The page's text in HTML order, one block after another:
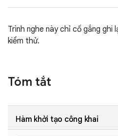
Trình nghe này chỉ cố gắng ghi
kiểm thử.
Tóm tắt
Hàm khởi tạo công khai